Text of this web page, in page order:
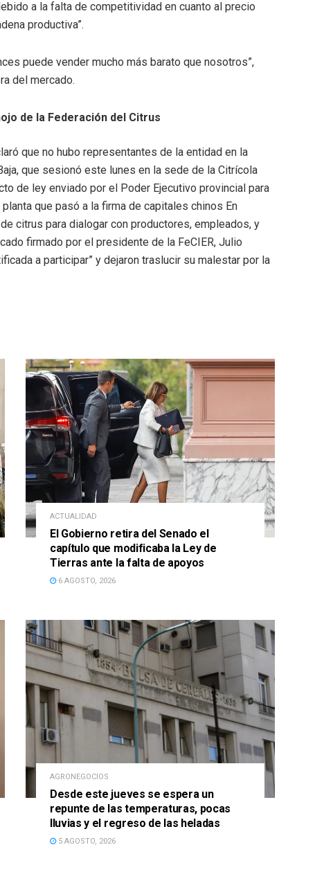
a la falta de competitividad en cuanto al precio
productiva”.
puede vender mucho más barato que nosotros”,
del mercado.
de la Federación del Citrus
que no hubo representantes de la entidad en la
que sesionó este lunes en la sede de la Citrícola
de ley enviado por el Poder Ejecutivo provincial para
que pasó a la firma de capitales chinos En
citrus para dialogar con productores, empleados, y
firmado por el presidente de la FeCIER, Julio
a participar” y dejaron traslucir su malestar por la
ACTUALIDAD
El Gobierno retira del Senado el
capítulo que modificaba la Ley de
Tierras ante la falta de apoyos
6 AGOSTO, 2026
AGRONEGOCIOS
Desde este jueves se espera un
repunte de las temperaturas, pocas
lluvias y el regreso de las heladas
5 AGOSTO, 2026